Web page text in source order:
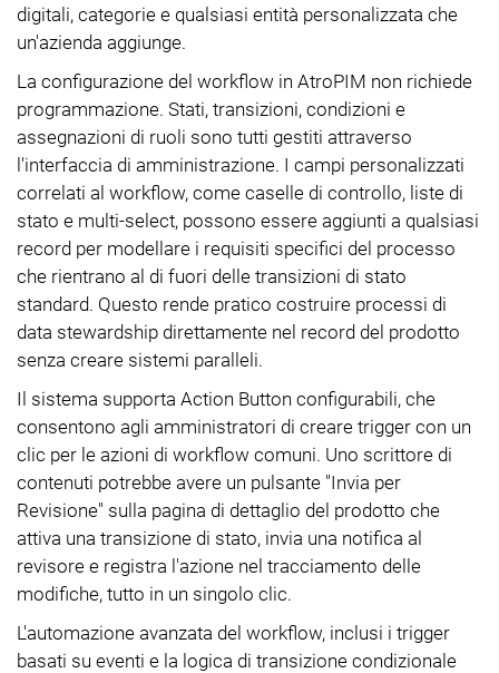
digitali, categorie e qualsiasi entità personalizzata che
un'azienda aggiunge.
La configurazione del workflow in AtroPIM non richiede
programmazione. Stati, transizioni, condizioni e
assegnazioni di ruoli sono tutti gestiti attraverso
l'interfaccia di amministrazione. I campi personalizzati
correlati al workflow, come caselle di controllo, liste di
stato e multi-select, possono essere aggiunti a qualsiasi
record per modellare i requisiti specifici del processo
che rientrano al di fuori delle transizioni di stato
standard. Questo rende pratico costruire processi di
data stewardship direttamente nel record del prodotto
senza creare sistemi paralleli.
Il sistema supporta Action Button configurabili, che
consentono agli amministratori di creare trigger con un
clic per le azioni di workflow comuni. Uno scrittore di
contenuti potrebbe avere un pulsante "Invia per
Revisione" sulla pagina di dettaglio del prodotto che
attiva una transizione di stato, invia una notifica al
revisore e registra l'azione nel tracciamento delle
modifiche, tutto in un singolo clic.
L'automazione avanzata del workflow, inclusi i trigger
basati su eventi e la logica di transizione condizionale